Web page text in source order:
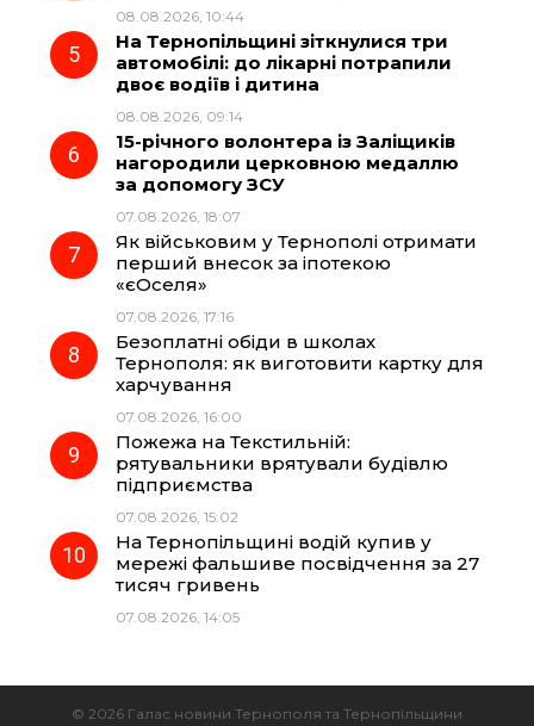
08.08.2026, 10:44
На Тернопільщині зіткнулися три
автомобілі: до лікарні потрапили
двоє водіїв і дитина
08.08.2026, 09:14
15-річного волонтера із Заліщиків
нагородили церковною медаллю
за допомогу ЗСУ
07.08.2026, 18:07
Як військовим у Тернополі отримати
перший внесок за іпотекою
«єОселя»
07.08.2026, 17:16
Безоплатні обіди в школах
Тернополя: як виготовити картку для
харчування
07.08.2026, 16:00
Пожежа на Текстильній:
рятувальники врятували будівлю
підприємства
07.08.2026, 15:02
На Тернопільщині водій купив у
мережі фальшиве посвідчення за 27
тисяч гривень
07.08.2026, 14:05
© 2026 Галас новини Тернополя та Тернопільщини